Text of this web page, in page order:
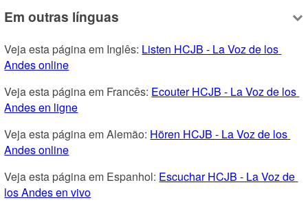
Em outras línguas
Veja esta página em Inglês: Listen HCJB - La Voz de los
Andes online
Veja esta página em Francês: Ecouter HCJB - La Voz de los
Andes en ligne
Veja esta página em Alemão: Hören HCJB - La Voz de los
Andes online
Veja esta página em Espanhol: Escuchar HCJB - La Voz de
los Andes en vivo